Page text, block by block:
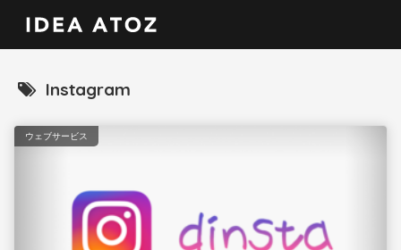
Instagram
ウェブサービス